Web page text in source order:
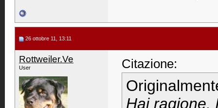
26 ottobre 11, 13:11
Rottweiler.Ve
User Citazione:
Hai ragione.